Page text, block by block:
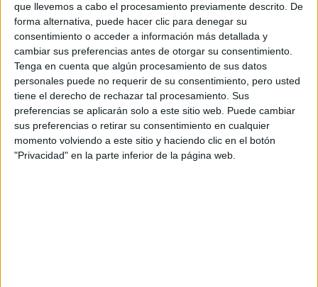
que llevemos a cabo el procesamiento previamente descrito. De
forma alternativa, puede hacer clic para denegar su
consentimiento o acceder a información más detallada y
cambiar sus preferencias antes de otorgar su consentimiento.
Tenga en cuenta que algún procesamiento de sus datos
personales puede no requerir de su consentimiento, pero usted
tiene el derecho de rechazar tal procesamiento. Sus
preferencias se aplicarán solo a este sitio web. Puede cambiar
sus preferencias o retirar su consentimiento en cualquier
momento volviendo a este sitio y haciendo clic en el botón
"Privacidad" en la parte inferior de la página web.
Estudios nombrados en este post
Estudiar Medicina